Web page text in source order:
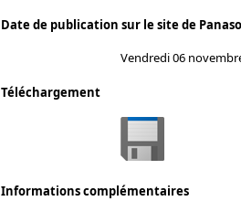
Date de publication sur le site de
Vendredi 06
Téléchargement
Informations complémentaires